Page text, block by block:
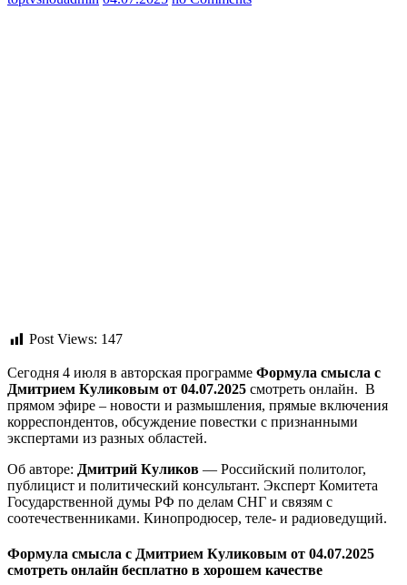
Post Views: 147
Сегодня 4 июля в авторская программе Формула смысла с
Дмитрием Куликовым от 04.07.2025 смотреть онлайн. В
прямом эфире – новости и размышления, прямые включения
корреспондентов, обсуждение повестки с признанными
экспертами из разных областей.
Об авторе: Дмитрий Куликов — Российский политолог,
публицист и политический консультант. Эксперт Комитета
Государственной думы РФ по делам СНГ и связям с
соотечественниками. Кинопродюсер, теле- и радиоведущий.
Формула смысла с Дмитрием Куликовым от 04.07.2025
смотреть онлайн бесплатно в хорошем качестве